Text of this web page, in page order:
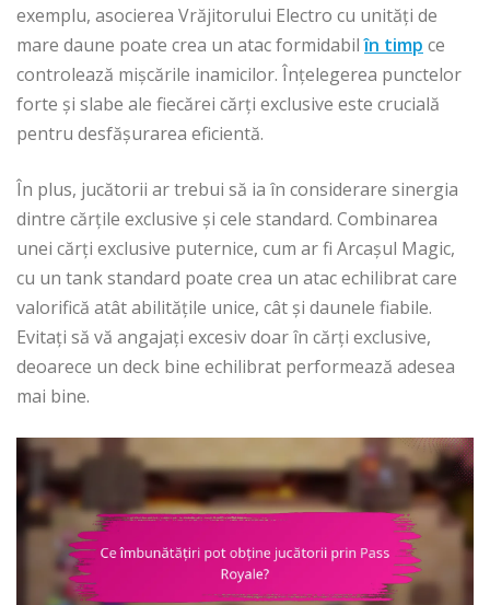
exemplu, asocierea Vrăjitorului Electro cu unități de
mare daune poate crea un atac formidabilîn timp ce
controlează mișcările inamicilor. Înțelegerea punctelor
forte și slabe ale fiecărei cărți exclusive este crucială
pentru desfășurarea eficientă.
În plus, jucătorii ar trebui să ia în considerare sinergia
dintre cărțile exclusive și cele standard. Combinarea
unei cărți exclusive puternice, cum ar fi Arcașul Magic,
cu un tank standard poate crea un atac echilibrat care
valorifică atât abilitățile unice, cât și daunele fiabile.
Evitați să vă angajați excesiv doar în cărți exclusive,
deoarece un deck bine echilibrat performează adesea
mai bine.